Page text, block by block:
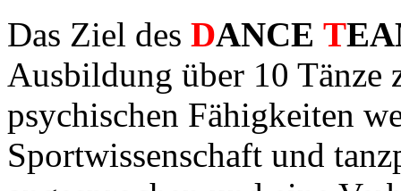
Das Ziel des DANCE T
Ausbildung über 10 Tänze
psychischen Fähigkeiten
Sportwissenschaft und